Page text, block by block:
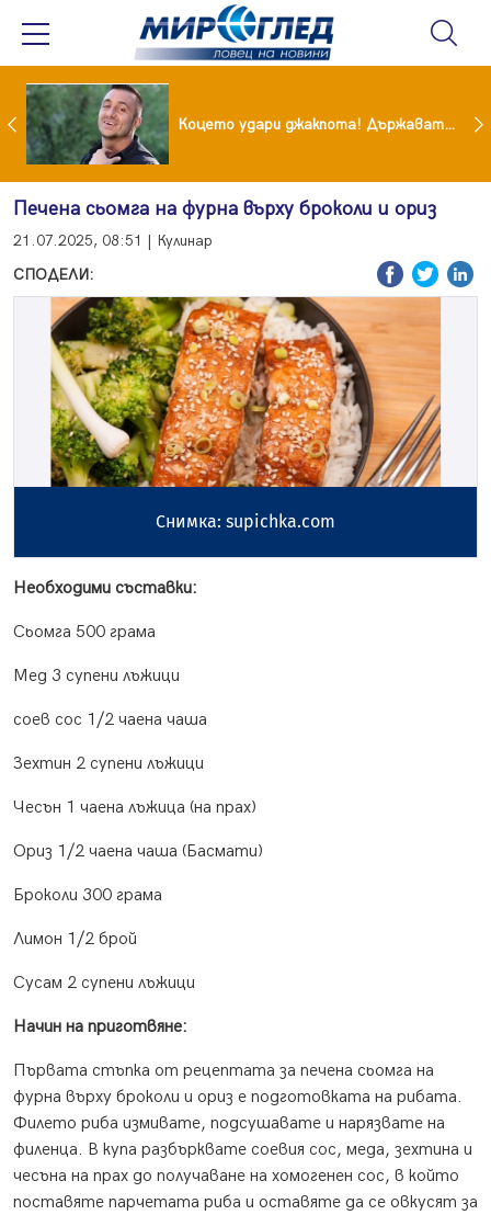
Тишина преди бурята! Защо Саня Армутлиева продължава да мълчи за раздялата с Дара? Коцето удари джакпота! Държавата му плаща 95 000 евро
Печена сьомга на фурна върху броколи и ориз
21.07.2025, 08:51 | Кулинар
СПОДЕЛИ:
Снимка: supichka.com
Необходими съставки:
Сьомга 500 грама
Мед 3 супени лъжици
соев сос 1/2 чаена чаша
Зехтин 2 супени лъжици
Чесън 1 чаена лъжица (на прах)
Ориз 1/2 чаена чаша (Басмати)
Броколи 300 грама
Лимон 1/2 брой
Сусам 2 супени лъжици
Начин на приготвяне:
Първата стъпка от рецептата за печена сьомга на
фурна върху броколи и ориз е подготовката на рибата.
Филето риба измивате, подсушавате и нарязвате на
филенца. В купа разбърквате соевия сос, меда, зехтина и
чесъна на прах до получаване на хомогенен сос, в който
поставяте парчетата риба и оставяте да се овкусят за